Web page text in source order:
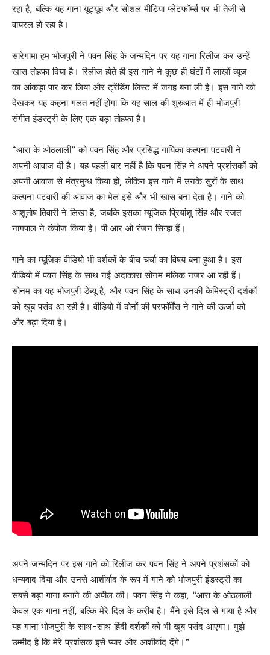
रहा है, बल्कि यह गाना यूट्यूब और सोशल मीडिया प्लेटफॉर्म्स पर भी तेजी से
वायरल हो रहा है।
सारेगामा हम भोजपुरी ने पवन सिंह के जन्मदिन पर यह गाना रिलीज कर उन्हें
खास तोहफा दिया है। रिलीज होते ही इस गाने ने कुछ ही घंटों में लाखों व्यूज
का आंकड़ा पार कर लिया और ट्रेंडिंग लिस्ट में जगह बना ली है। इस गाने को
देखकर यह कहना गलत नहीं होगा कि यह साल की शुरुआत में ही भोजपुरी
संगीत इंडस्ट्री के लिए एक बड़ा तोहफा है।
“आरा के ओठलाली” को पवन सिंह और प्रसिद्ध गायिका कल्पना पटवारी ने
अपनी आवाज दी है। यह पहली बार नहीं है कि पवन सिंह ने अपने प्रशंसकों को
अपनी आवाज से मंत्रमुग्ध किया हो, लेकिन इस गाने में उनके सुरों के साथ
कल्पना पटवारी की आवाज का मेल इसे और भी खास बना देता है। गाने को
आशुतोष तिवारी ने लिखा है, जबकि इसका म्यूजिक प्रियांशु सिंह और रजत
नागपाल ने कंपोज किया है। पी आर ओ रंजन सिन्हा हैं।
गाने का म्यूजिक वीडियो भी दर्शकों के बीच चर्चा का विषय बना हुआ है। इस
वीडियो में पवन सिंह के साथ नई अदाकारा सोनम मलिक नजर आ रही हैं।
सोनम का यह भोजपुरी डेब्यू है, और पवन सिंह के साथ उनकी केमिस्ट्री दर्शकों
को खूब पसंद आ रही है। वीडियो में दोनों की परफॉर्मेंस ने गाने की ऊर्जा को
और बढ़ा दिया है।
अपने जन्मदिन पर इस गाने को रिलीज कर पवन सिंह ने अपने प्रशंसकों को
धन्यवाद दिया और उनसे आशीर्वाद के रूप में गाने को भोजपुरी इंडस्ट्री का
सबसे बड़ा गाना बनाने की अपील की। पवन सिंह ने कहा, “आरा के ओठलाली
केवल एक गाना नहीं, बल्कि मेरे दिल के करीब है। मैंने इसे दिल से गाया है और
यह गाना भोजपुरी के साथ-साथ हिंदी दर्शकों को भी खूब पसंद आएगा। मुझे
उम्मीद है कि मेरे प्रशंसक इसे प्यार और आशीर्वाद देंगे।”